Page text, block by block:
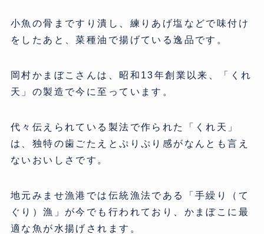
小魚の骨まですり潰し、練りあげ塩などで味付け
をしたあと、菜種油で揚げている逸品です。
岡村かまぼこさんは、昭和13年創業以来、「くれ
天」の製造で今に至っています。
代々伝えられている製法で作られた「くれ天」
は、独特の歯ごたえとぷりぷり感がなんとも言え
ないおいしさです。
地元みませ漁港では伝統漁法である「手繰り（て
ぐり）漁」が今でも行われており、かまぼこに最
適な魚が水揚げされます。